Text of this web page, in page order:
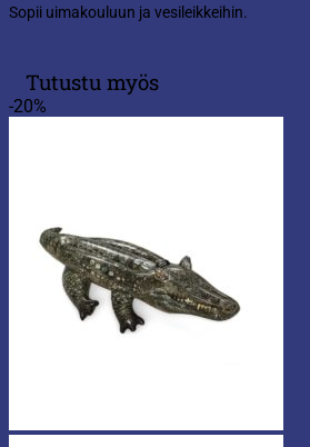
Sopii uimakouluun ja vesileikkeihin.
Tutustu myös
-20%